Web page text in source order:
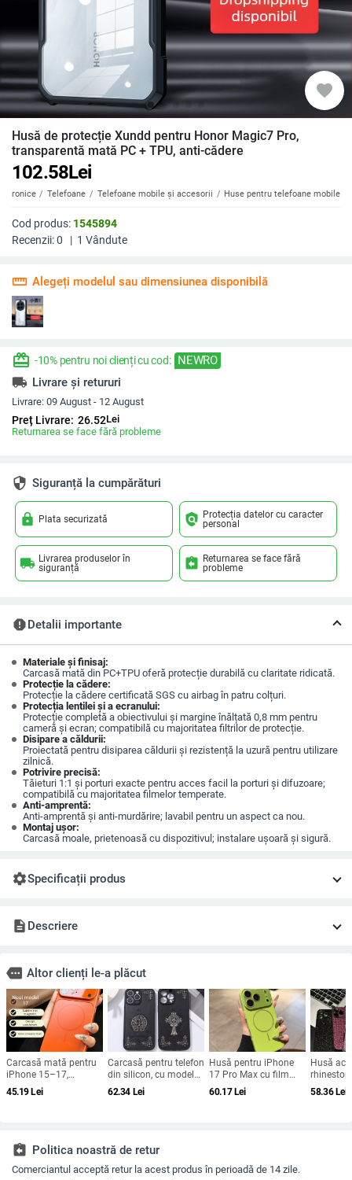
favorite
Husă de protecție Xundd pentru Honor Magic7 Pro,
transparentă mată PC + TPU, anti-cădere
102.58Lei
Telefoane Telefoane mobile și accesorii Huse pentru telefoane mobile
Cod produs: 1545894
Recenzii:0 | 1 Vândute
straighten Alegeți modelul sau dimensiunea disponibilă
redeem -10% pentru noi clienți cu cod: NEWRO
local_shipping Livrare și retururi
Livrare: 09 August - 12 August
Preț Livrare: 26.52Lei
Returnarea se face fără probleme
security Siguranță la cumpărături
lock Plata securizată policy Protecția datelor cu caracter
personal
local_shipping Livrarea produselor în
siguranță
assignment_return Returnarea se face fără
probleme
reportDetalii importante
Materiale și finisaj:
Carcasă mată din PC+TPU oferă protecție durabilă cu claritate ridicată.
Protecție la cădere:
Protecție la cădere certificată SGS cu airbag în patru colțuri.
Protecția lentilei și a ecranului:
Protecție completă a obiectivului și margine înălțată 0,8 mm pentru
cameră și ecran; compatibilă cu majoritatea filtrilor de protecție.
Disipare a căldurii:
Proiectată pentru disiparea căldurii și rezistență la uzură pentru utilizare
zilnică.
Potrivire precisă:
Tăieturi 1:1 și porturi exacte pentru acces facil la porturi și difuzoare;
compatibilă cu majoritatea filmelor temperate.
Anti-amprentă:
Anti-amprentă și anti-murdărire; lavabil pentru un aspect ca nou.
Montaj ușor:
Carcasă moale, prietenoasă cu dispozitivul; instalare ușoară și sigură.
settingsSpecificații produs
description Descriere
more Altor clienți le-a plăcut
Carcasă mată pentru
iPhone 15–17,
rezistență la șocuri,
protecție pentru
45.19Lei
Carcasă pentru telefon
din silicon, cu model
gravat în relief,
portabilă, anti-cadere,
62.34 Lei
Husă pentru iPhone
17 Pro Max cu film
magnetic pentru
obiectiv și protecție
60.17Lei
Husă
iPhone
58.36Lei
assignment_return Politica noastră de retur
Comerciantul acceptă retur la acest produs în perioadă de 14 zile.